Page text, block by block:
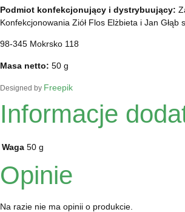
Podmiot konfekcjonujący i dystrybuujący:
Konfekcjonowania Ziół Flos Elżbieta i Jan Głąb
98-345 Mokrsko 118
Masa netto: 50 g
Designed by Freepik
Informacje
Waga 50 g
Opinie
Na razie nie ma opinii o produkcie.